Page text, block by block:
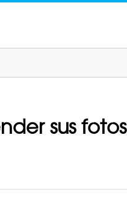
sus fotos